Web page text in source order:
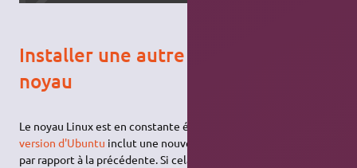
Installer une autre version de
noyau
Le noyau Linux est en constante évolution. Chaque nouvelle
version d'Ubuntu inclut une nouvelle version du noyau Linux
par rapport à la précédente. Si cela permet de corriger des bugs